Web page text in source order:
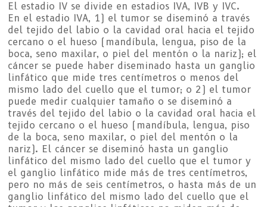
El estadio IV se divide en estadios IVA, IVB y IVC.
En el estadio IVA, 1) el tumor se diseminó a través
del tejido del labio o la cavidad oral hacia el tejido
cercano o el hueso (mandíbula, lengua, piso de la
boca, seno maxilar, o piel del mentón o la nariz); el
cáncer se puede haber diseminado hasta un ganglio
linfático que mide tres centímetros o menos del
mismo lado del cuello que el tumor; o 2) el tumor
puede medir cualquier tamaño o se diseminó a
través del tejido del labio o la cavidad oral hacia el
tejido cercano o el hueso (mandíbula, lengua, piso
de la boca, seno maxilar, o piel del mentón o la
nariz). El cáncer se diseminó hasta un ganglio
linfático del mismo lado del cuello que el tumor y
el ganglio linfático mide más de tres centímetros,
pero no más de seis centímetros, o hasta más de un
ganglio linfático del mismo lado del cuello que el